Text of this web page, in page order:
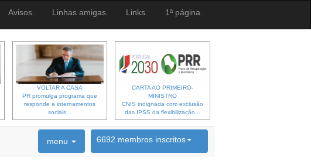
Avisos. Linhas amigas. Links. 1ª página.
VOLTAR A CASA
PR promulga programa que
responde a internamentos
sociais...
CARTA AO PRIMEIRO-
MINISTRO
CNIS indignada com exclusão
das IPSS da flexibilização...
menu 6692 membros inscritos